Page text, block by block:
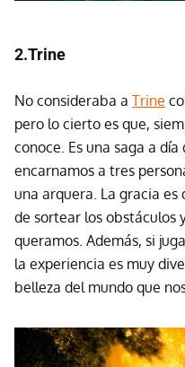
2.Trine
No consideraba a Trine
pero lo cierto es que,
conoce. Es una saga a día
encarnamos a tres
una arquera. La gracia
de sortear los obstáculos
queramos. Además, si
la experiencia es muy
belleza del mundo que